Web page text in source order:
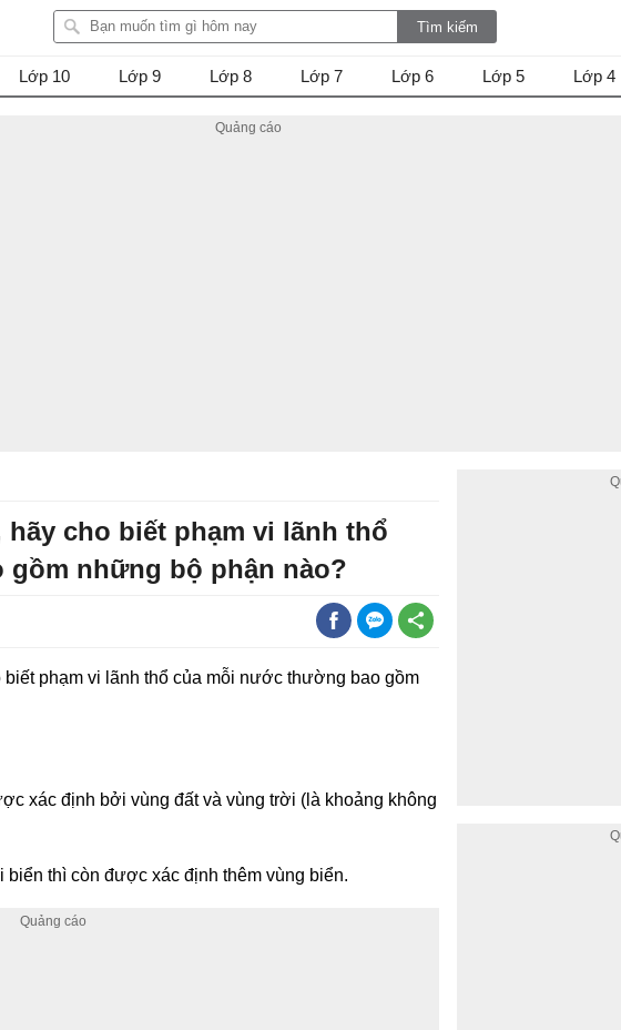
Lớp 10 Lớp 9 Lớp 8 Lớp 7 Lớp 6 Lớp 5 Lớp 4
cho biết phạm vi lãnh thổ
những bộ phận nào?
phạm vi lãnh thổ của mỗi nước thường bao gồm
xác định bởi vùng đất và vùng trời (là khoảng không
thì còn được xác định thêm vùng biển.